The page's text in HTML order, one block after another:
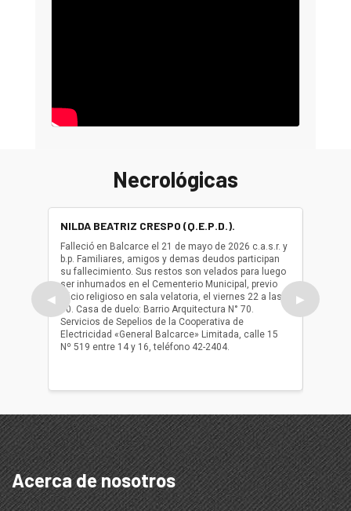
Necrológicas
◀
NILDA BEATRIZ CRESPO (Q.E.P.D.).
Falleció en Balcarce el 21 de mayo de 2026 c.a.s.r. y
b.p. Familiares, amigos y demas deudos participan
su fallecimiento. Sus restos son velados para luego
ser inhumados en el Cementerio Municipal, previo
oficio religioso en sala velatoria, el viernes 22 a las
10. Casa de duelo: Barrio Arquitectura N° 70.
Servicios de Sepelios de la Cooperativa de
Electricidad «General Balcarce» Limitada, calle 15
Nº 519 entre 14 y 16, teléfono 42-2404.
ser
oficio
▶
Acerca de nosotros